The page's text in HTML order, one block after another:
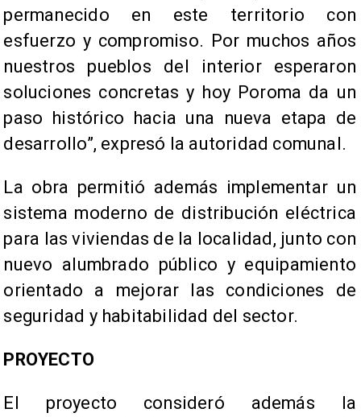
permanecido en este territorio con
esfuerzo y compromiso. Por muchos años
nuestros pueblos del interior esperaron
soluciones concretas y hoy Poroma da un
paso histórico hacia una nueva etapa de
desarrollo”, expresó la autoridad comunal.
La obra permitió además implementar un
sistema moderno de distribución eléctrica
para las viviendas de la localidad, junto con
nuevo alumbrado público y equipamiento
orientado a mejorar las condiciones de
seguridad y habitabilidad del sector.
PROYECTO
El proyecto consideró además la